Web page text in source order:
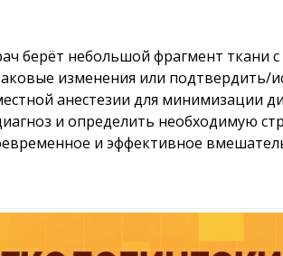
берёт небольшой фрагмент ткани
изменения или подтвердить/
анестезии для минимизации
и определить необходимую
и эффективное